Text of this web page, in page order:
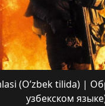
(O’zbek tilida) |
узбекском